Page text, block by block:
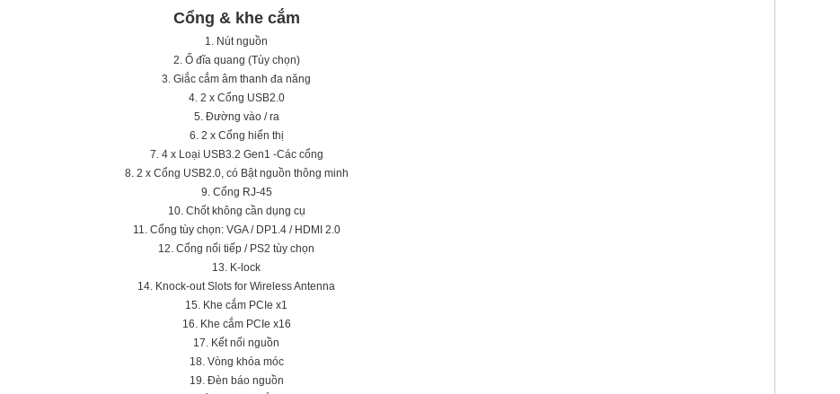
Cổng & khe cắm
1. Nút nguồn
2. Ổ đĩa quang (Tùy chọn)
3. Giắc cắm âm thanh đa năng
4. 2 x Cổng USB2.0
5. Đường vào / ra
6. 2 x Cổng hiển thị
7. 4 x Loại USB3.2 Gen1 -Các cổng
8. 2 x Cổng USB2.0, có Bật nguồn thông minh
9. Cổng RJ-45
10. Chốt không cần dụng cụ
11. Cổng tùy chọn: VGA / DP1.4 / HDMI 2.0
12. Cổng nối tiếp / PS2 tùy chọn
13. K-lock
14. Knock-out Slots for Wireless Antenna
15. Khe cắm PCIe x1
16. Khe cắm PCIe x16
17. Kết nối nguồn
18. Vòng khóa móc
19. Đèn báo nguồn